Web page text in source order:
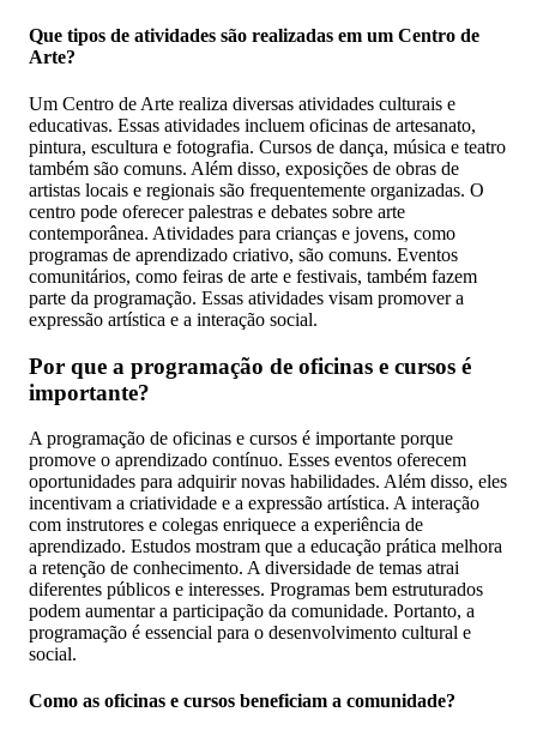
Que tipos de atividades são realizadas em um Centro de
Arte?
Um Centro de Arte realiza diversas atividades culturais e
educativas. Essas atividades incluem oficinas de artesanato,
pintura, escultura e fotografia. Cursos de dança, música e teatro
também são comuns. Além disso, exposições de obras de
artistas locais e regionais são frequentemente organizadas. O
centro pode oferecer palestras e debates sobre arte
contemporânea. Atividades para crianças e jovens, como
programas de aprendizado criativo, são comuns. Eventos
comunitários, como feiras de arte e festivais, também fazem
parte da programação. Essas atividades visam promover a
expressão artística e a interação social.
Por que a programação de oficinas e cursos é
importante?
A programação de oficinas e cursos é importante porque
promove o aprendizado contínuo. Esses eventos oferecem
oportunidades para adquirir novas habilidades. Além disso, eles
incentivam a criatividade e a expressão artística. A interação
com instrutores e colegas enriquece a experiência de
aprendizado. Estudos mostram que a educação prática melhora
a retenção de conhecimento. A diversidade de temas atrai
diferentes públicos e interesses. Programas bem estruturados
podem aumentar a participação da comunidade. Portanto, a
programação é essencial para o desenvolvimento cultural e
social.
Como as oficinas e cursos beneficiam a comunidade?